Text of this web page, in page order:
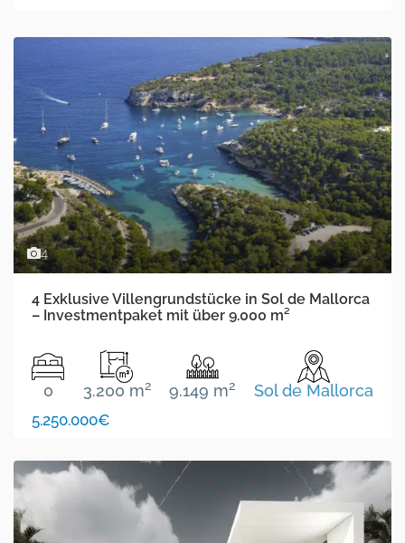
4
4 Exklusive Villengrundstücke in Sol de Mallorca
– Investmentpaket mit über 9.000 m²
0 3.200 m2 9.149 m2 Sol de Mallorca
5.250.000€